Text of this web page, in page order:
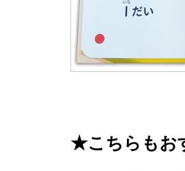
★こちらもお